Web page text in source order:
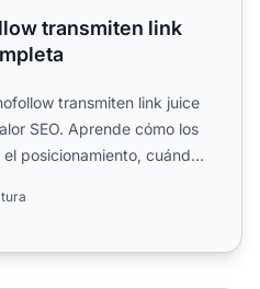
transmiten link
transmiten link juice
SEO. Aprende cómo los
posicionamiento, cuándo